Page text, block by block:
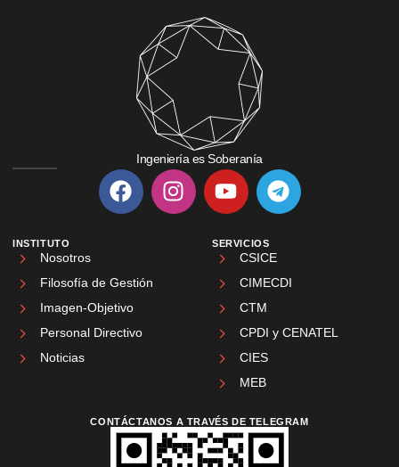
Ingeniería es Soberanía
INSTITUTO
Nosotros
Filosofía de Gestión
Imagen-Objetivo
Personal Directivo
Noticias
SERVICIOS
CSICE
CIMECDI
CTM
CPDI y CENATEL
CIES
MEB
CONTÁCTANOS A TRAVÉS DE TELEGRAM